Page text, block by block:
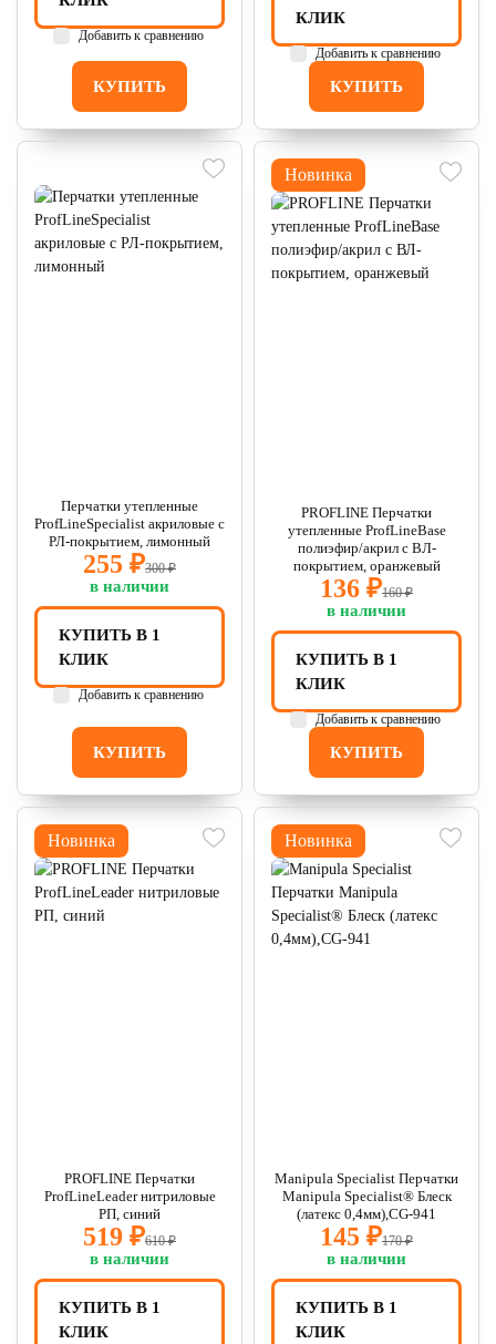
КУПИТЬ
Добавить к сравнению
КУПИТЬ
КЛИК
Добавить к сравнению
Перчатки утепленные
ProfLineSpecialist акриловые с
РЛ-покрытием, лимонный
255 ₽300 ₽
в наличии
КУПИТЬ
КУПИТЬ В 1
КЛИК
Добавить к сравнению
Новинка
PROFLINE Перчатки
утепленные ProfLineBase
полиэфир/акрил с ВЛ-
покрытием, оранжевый
136 ₽160 ₽
в наличии
КУПИТЬ
КУПИТЬ В 1
КЛИК
Добавить к сравнению
Новинка
PROFLINE Перчатки
ProfLineLeader нитриловые
РП, синий
519 ₽610 ₽
в наличии
КУПИТЬ В 1
КЛИК
Новинка
Manipula Specialist Перчатки
Manipula Specialist® Блеск
(латекс 0,4мм),CG-941
145 ₽170 ₽
в наличии
КУПИТЬ В 1
КЛИК